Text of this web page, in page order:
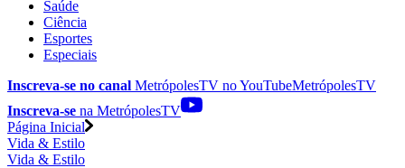
Saúde
Ciência
Esportes
Especiais
Inscreva-se no canal MetrópolesTV noYouTubeMetrópolesTV
Inscreva-se na MetrópolesTV
Página Inicial
Vida & Estilo
Vida & Estilo